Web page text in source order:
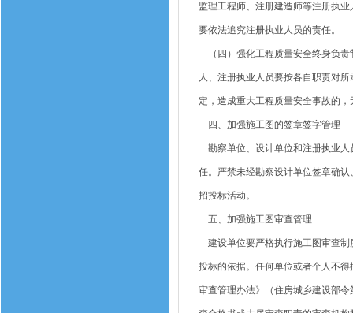
监理工程师、注册建造师等注册执
要依法追究注册执业人员的责任。
（四）强化工程质量安全终身负责
人、注册执业人员要按各自职责对
定，造成重大工程质量安全事故的
四、加强施工图的签章签字管理
勘察单位、设计单位和注册执业人
任。严禁未经勘察设计单位签章确
招投标活动。
五、加强施工图审查管理
建设单位要严格执行施工图审查制
投标的依据。任何单位或者个人不
审查管理办法》（住房城乡建设部